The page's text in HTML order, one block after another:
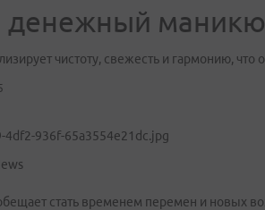
денежный
чистоту, свежесть и гармонию, что
стать временем перемен и новых